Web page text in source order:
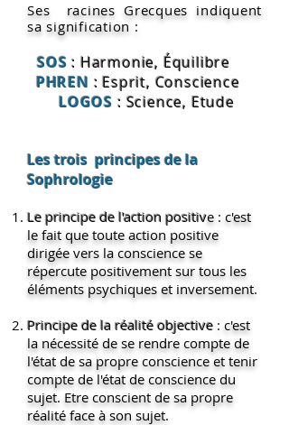
Ses racines Grecques indiquent
sa signification :
SOS : Harmonie, Équilibre
PHREN :Esprit, Conscience
LOGOS : Science, Etude
Les trois principes de la
Sophrologie
Le principe de l'action positive : c'est
le fait que toute action positive
dirigée vers la conscience se
répercute positivement sur tous les
éléments psychiques et inversement.
Principe de la réalité objective : c'est
la nécessité de se rendre compte de
l'état de sa propre conscience et tenir
compte de l'état de conscience du
sujet. Etre conscient de sa propre
réalité face à son sujet.